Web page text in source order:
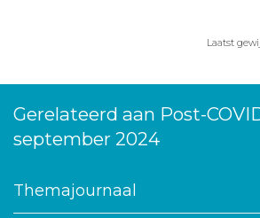
Laatst
Gerelateerd aan Post-
september 2024
Themajournaal